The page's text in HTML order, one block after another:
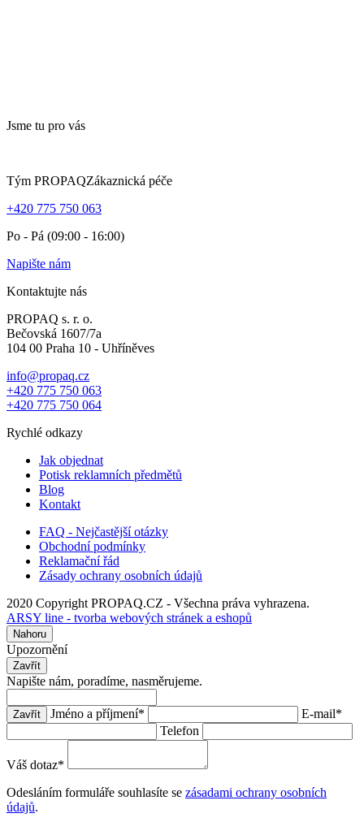
Jsme tu pro vás
Tým PROPAQZákaznická péče
+420 775 750 063
Po - Pá (09:00 - 16:00)
Napište nám
Kontaktujte nás
PROPAQ s. r. o.
Bečovská 1607/7a
104 00 Praha 10 - Uhříněves
info@propaq.cz
+420 775 750 063
+420 775 750 064
Rychlé odkazy
Jak objednat
Potisk reklamních předmětů
Blog
Kontakt
FAQ - Nejčastější otázky
Obchodní podmínky
Reklamační řád
Zásady ochrany osobních údajů
2020 Copyright PROPAQ.CZ - Všechna práva vyhrazena.
ARSY line - tvorba webových stránek a eshopů
Nahoru
Upozornění
Zavřít
Napište nám, poradíme, nasměrujeme.
Zavřít Jméno a příjmení* E-mail*
Telefon
Váš dotaz*
Odesláním formuláře souhlasíte se zásadami ochrany osobních
údajů.